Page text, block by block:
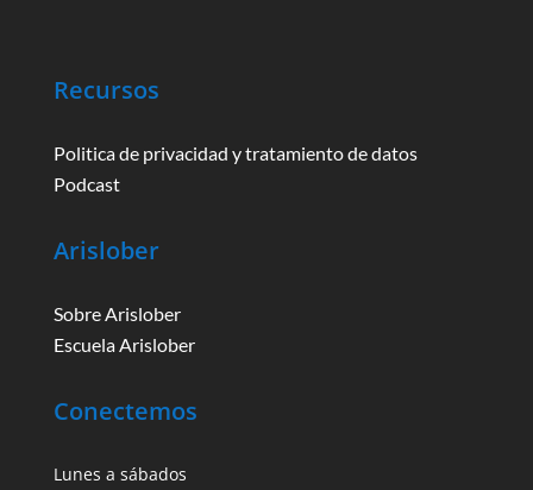
Recursos
Politica de privacidad y tratamiento de datos
Podcast
Arislober
Sobre Arislober
Escuela Arislober
Conectemos
Lunes a sábados